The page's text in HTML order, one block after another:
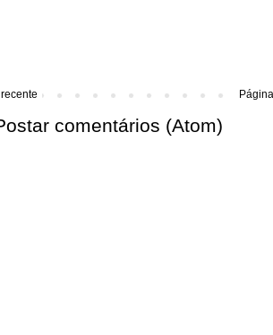
comentários (Atom)